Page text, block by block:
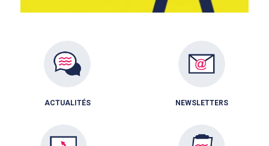
ACTUALITÉS NEWSLETTERS